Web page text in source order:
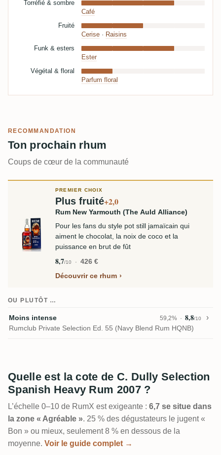
Torréfié & sombre
Café
Fruité
Cerise · Raisins
Funk & esters
Ester
Végétal & floral
Parfum floral
RECOMMANDATION
Ton prochain rhum
Coups de cœur de la communauté
PREMIER CHOIX
Plus fruité+2,0
Rum New Yarmouth (The Auld Alliance)
Pour les fans du style pot still jamaïcain qui
aiment le chocolat, la noix de coco et la
puissance en brut de fût
8,7/10
426 €
Découvrir ce rhum
OU PLUTÔT …
Moins intense 59,2% 8,8/10
Rumclub Private Selection Ed. 55 (Navy Blend Rum HQNB)
Quelle est la cote de C. Dully Selection
Spanish Heavy Rum 2007 ?
L’échelle 0–10 de RumX est exigeante : 6,7 se situe dans
la zone « Agréable ». 25 % des dégustateurs le jugent «
Bon » ou mieux, seulement 8 % en dessous de la
moyenne. Voir le guide complet →